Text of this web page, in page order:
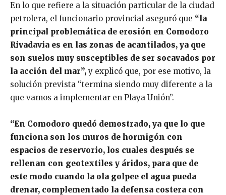
En lo que refiere a la situación particular de la ciudad
petrolera, el funcionario provincial aseguró que “la
principal problemática de erosión en Comodoro
Rivadavia es en las zonas de acantilados, ya que
son suelos muy susceptibles de ser socavados por
la acción del mar”,y explicó que, por ese motivo, la
solución prevista “termina siendo muy diferente a la
que vamos a implementar en Playa Unión”.
“En Comodoro quedó demostrado, ya que lo que
funciona son los muros de hormigón con
espacios de reservorio, los cuales después se
rellenan con geotextiles y áridos, para que de
este modo cuando la ola golpee el agua pueda
drenar, complementado la defensa costera con